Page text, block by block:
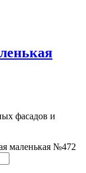
фасадов и
маленькая №472